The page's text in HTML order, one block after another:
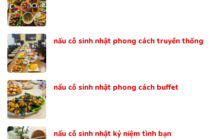
nấu cỗ sinh nhật phong cách truyền thống
nấu cỗ sinh nhật phong cách buffet
nấu cỗ sinh nhật kỷ niệm tình bạn